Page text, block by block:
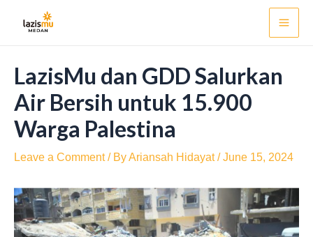
LazisMu dan GDD Salurkan
Air Bersih untuk 15.900
Warga Palestina
Leave a Comment / ByAriansah Hidayat/June 15, 2024
navigation